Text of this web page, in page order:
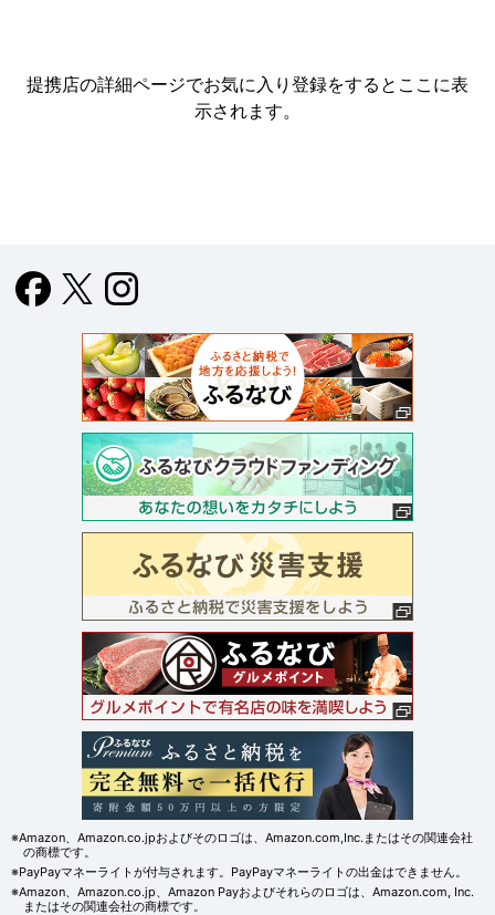
提携店の詳細ページでお気に入り登録をすると ここに表
示されます。
※Amazon、Amazon.co.jpおよびそのロゴは、Amazon.com,Inc.またはその関連会社
の商標です。
※PayPayマネーライトが付与されます。PayPayマネーライトの出金はできません。
※Amazon、Amazon.co.jp、Amazon Payおよびそれらのロゴは、Amazon.com, Inc.
またはその関連会社の商標です。